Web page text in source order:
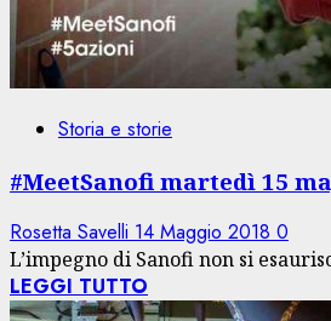
Storia e storie
#MeetSanofi martedì 15
Rosetta Savelli 14 Maggio 2018 0
L’impegno di Sanofi non si
LEGGI TUTTO